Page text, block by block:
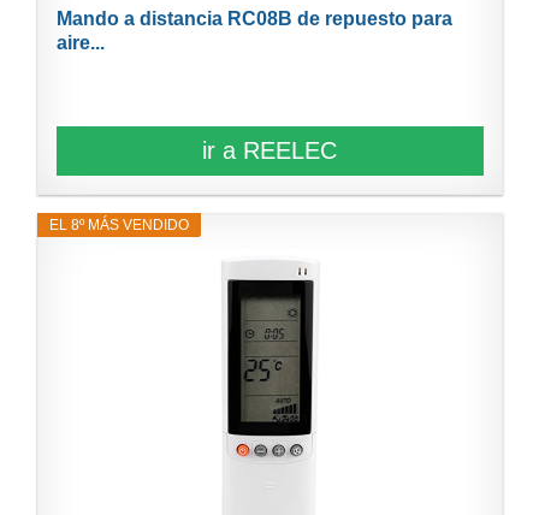
Mando a distancia RC08B de repuesto para
aire...
ir a REELEC
EL 8º MÁS VENDIDO